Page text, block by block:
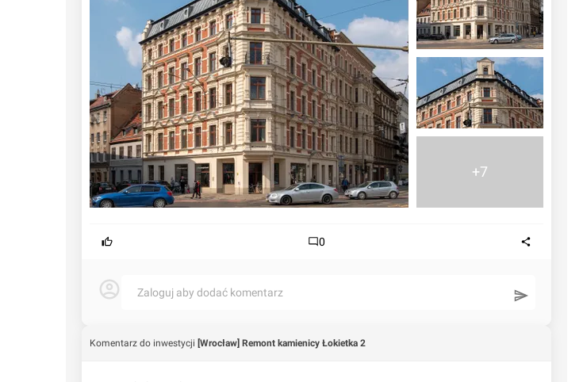
+7
0
Zaloguj aby dodać komentarz
Komentarz do inwestycji [Wrocław] Remont kamienicy Łokietka 2